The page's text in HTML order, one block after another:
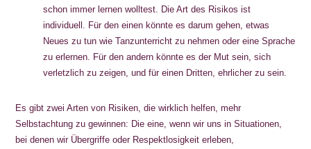
schon immer lernen wolltest. Die Art des Risikos ist
individuell. Für den einen könnte es darum gehen, etwas
Neues zu tun wie Tanzunterricht zu nehmen oder eine Sprache
zu erlernen. Für den andern könnte es der Mut sein, sich
verletzlich zu zeigen, und für einen Dritten, ehrlicher zu sein.
Es gibt zwei Arten von Risiken, die wirklich helfen, mehr
Selbstachtung zu gewinnen: Die eine, wenn wir uns in Situationen,
bei denen wir Übergriffe oder Respektlosigkeit erleben,